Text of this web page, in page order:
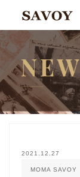
2021.12.27
MOMA SAVOY